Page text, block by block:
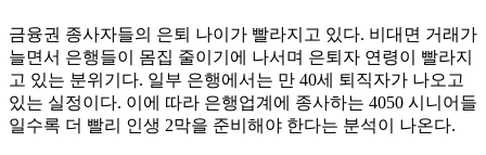
금융권 종사자들의 은퇴 나이가 빨라지고 있다. 비대면 거래가
늘면서 은행들이 몸집 줄이기에 나서며 은퇴자 연령이 빨라지
고 있는 분위기다. 일부 은행에서는 만 40세 퇴직자가 나오고
있는 실정이다. 이에 따라 은행업계에 종사하는 4050 시니어들
일수록 더 빨리 인생 2막을 준비해야 한다는 분석이 나온다.